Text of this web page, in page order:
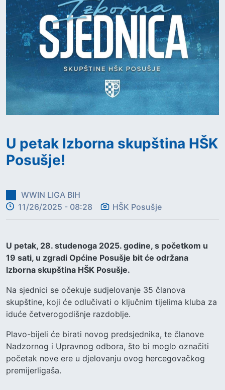
U petak Izborna skupština HŠK
Posušje!
WWIN LIGA BIH
11/26/2025 - 08:28
HŠK Posušje
U petak, 28. studenoga 2025. godine, s početkom u
19 sati, u zgradi Općine Posušje bit će održana
Izborna skupština HŠK Posušje.
Na sjednici se očekuje sudjelovanje 35 članova
skupštine, koji će odlučivati o ključnim tijelima kluba za
iduće četverogodišnje razdoblje.
Plavo-bijeli će birati novog predsjednika, te članove
Nadzornog i Upravnog odbora, što bi moglo označiti
početak nove ere u djelovanju ovog hercegovačkog
premijerligaša.